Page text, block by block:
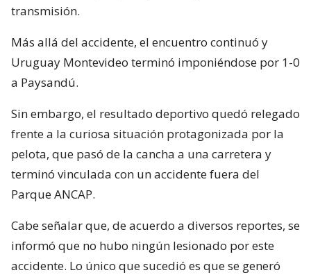
transmisión.
Más allá del accidente, el encuentro continuó y
Uruguay Montevideo terminó imponiéndose por 1-0
a Paysandú.
Sin embargo, el resultado deportivo quedó relegado
frente a la curiosa situación protagonizada por la
pelota, que pasó de la cancha a una carretera y
terminó vinculada con un accidente fuera del
Parque ANCAP.
Cabe señalar que, de acuerdo a diversos reportes, se
informó que no hubo ningún lesionado por este
accidente. Lo único que sucedió es que se generó